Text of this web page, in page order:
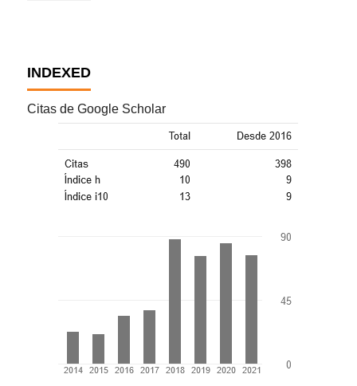
INDEXED
Citas de Google Scholar